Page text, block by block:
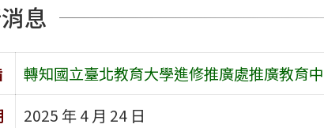
息
轉知國立臺北教育大學進修推廣處推廣教育
2025 年 4 月 24 日